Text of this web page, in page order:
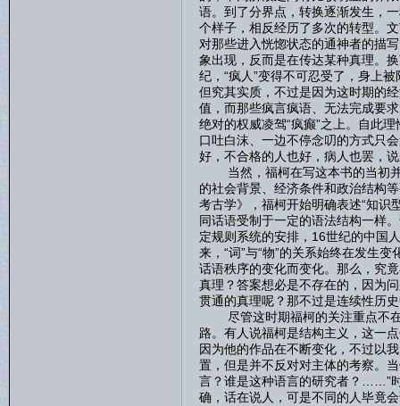
语。到了分界点，转换逐渐发生，
个样子，相反经历了多次的转型。
对那些进入恍惚状态的通神者的描
象出现，反而是在传达某种真理。
纪，“疯人”变得不可忍受了，身上
但究其实质，不过是因为这时期的
值，而那些疯言疯语、无法完成要
绝对的权威凌驾“疯癫”之上。自此
口吐白沫、一边不停念叨的方式只
好，不合格的人也好，病人也罢，
当然，福柯在写这本书的当初并
的社会背景、经济条件和政治结构
考古学》，福柯开始明确表述“知识
同话语受制于一定的语法结构一样
定规则系统的安排，16世纪的中国
来，“词”与“物”的关系始终在发生
话语秩序的变化而变化。那么，究
真理？答案想必是不存在的，因为
贯通的真理呢？那不过是连续性历
尽管这时期福柯的关注重点不在
路。有人说福柯是结构主义，这一
因为他的作品在不断变化，不过以
置，但是并不反对对主体的考察。
言？谁是这种语言的研究者？……”
确，话在说人，可是不同的人毕竟